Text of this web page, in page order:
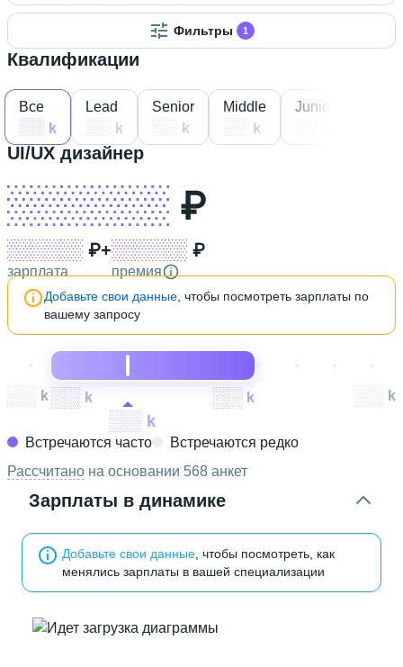
Фильтры 1
Квалификации
Все
k
Lead
k
Senior
k
Middle
k
Junior
UI/UX дизайнер
XXX XXX ₽
XXX XXX ₽
зарплата
+XXX XXX ₽
премия
Добавьте свои данные , чтобы посмотреть зарплаты по
вашему запросу
XXX k XXX k
XXXk XXX k
XXX k
Встречаются часто
Встречаются редко
Рассчитано на основании 568 анкет
Зарплаты в динамике
Добавьте свои данные , чтобы посмотреть, как
менялись зарплаты в вашей специализации